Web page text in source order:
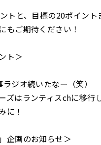
トと、目標の20ポイント
もご期待ください！
ト＞
ジオ続いたなー（笑）
ズはランティスchに移行
に！
企画のお知らせ＞